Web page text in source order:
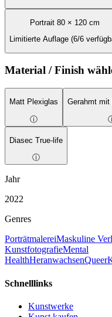
Portrait 80 × 120 cm
Limitierte Auflage (6/6
Material / Finish
Matt Plexiglas
ⓘ
Gerahmt mit
Diasec True-life
ⓘ
Jahr
2022
Genres
PorträtmalereiMaskuline
KunstfotografieMental
HealthHeranwachsenQueer
Schnelllinks
Kunstwerke